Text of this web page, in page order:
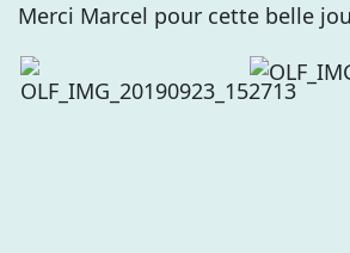
Merci Marcel pour cette belle